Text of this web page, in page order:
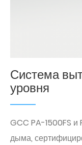
Система
уровня
GCC PA-1500FS и
дыма,